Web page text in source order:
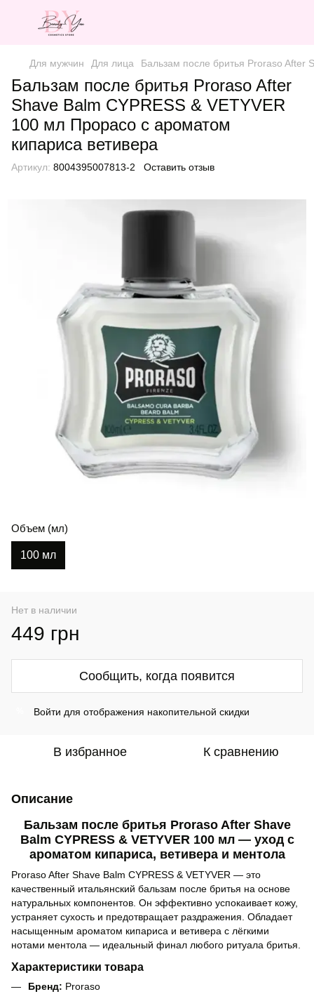
Для мужчин Для лица Бальзам после бритья Proraso After
Бальзам после бритья Proraso After
Shave Balm CYPRESS & VETYVER
100 мл Прорасо с ароматом
кипариса ветивера
Артикул: 8004395007813-2 Оставить отзыв
Объем (мл)
100 мл
Нет в наличии
449 грн
Сообщить, когда появится
Войти для отображения накопительной скидки
В избранное К сравнению
Описание
Бальзам после бритья Proraso After Shave
Balm CYPRESS & VETYVER 100 мл — уход с
ароматом кипариса, ветивера и ментола
Proraso After Shave Balm CYPRESS & VETYVER — это
качественный итальянский бальзам после бритья на основе
натуральных компонентов. Он эффективно успокаивает кожу,
устраняет сухость и предотвращает раздражения. Обладает
насыщенным ароматом кипариса и ветивера с лёгкими
нотами ментола — идеальный финал любого ритуала бритья.
Характеристики товара
Бренд: Proraso